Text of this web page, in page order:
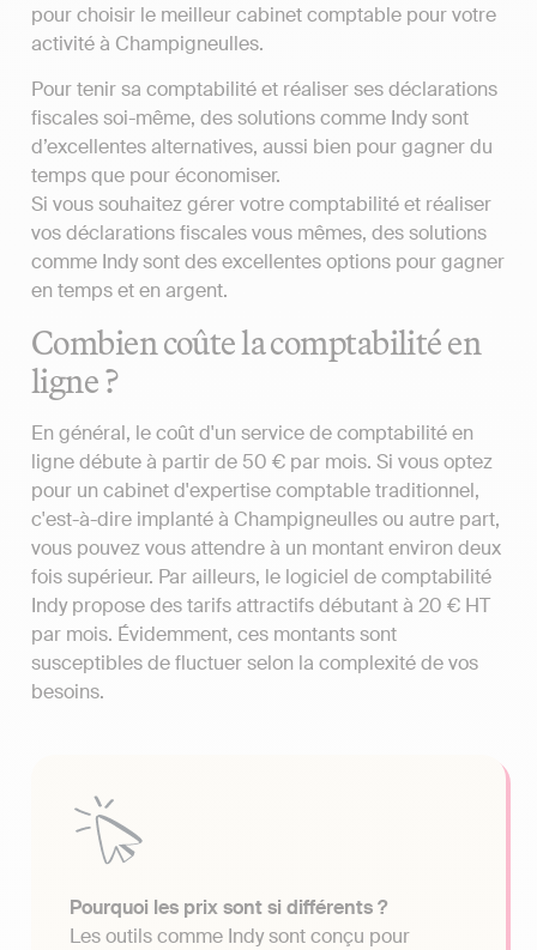
pour choisir le meilleur cabinet comptable pour votre
activité à Champigneulles.
Pour tenir sa comptabilité et réaliser ses déclarations
fiscales soi-même, des solutions comme Indy sont
d’excellentes alternatives, aussi bien pour gagner du
temps que pour économiser.
Si vous souhaitez gérer votre comptabilité et réaliser
vos déclarations fiscales vous mêmes, des solutions
comme Indy sont des excellentes options pour gagner
en temps et en argent.
Combien coûte la comptabilité en
ligne ?
En général, le coût d'un service de comptabilité en
ligne débute à partir de 50 € par mois. Si vous optez
pour un cabinet d'expertise comptable traditionnel,
c'est-à-dire implanté à Champigneulles ou autre part,
vous pouvez vous attendre à un montant environ deux
fois supérieur. Par ailleurs, le logiciel de comptabilité
Indy propose des tarifs attractifs débutant à 20 € HT
par mois. Évidemment, ces montants sont
susceptibles de fluctuer selon la complexité de vos
besoins.
Pourquoi les prix sont si différents ?
Les outils comme Indy sont conçu pour